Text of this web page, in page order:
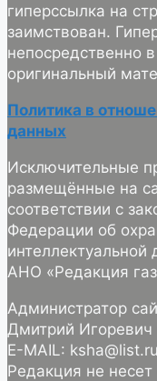
гиперссылка на
заимствован.
непосредственно
оригинальный
Политика в
данных
Исключительные
размещённые на
соответствии с
Федерации об
интеллектуальной
АНО «Редакция
Администратор
Дмитрий Игоревич
E-MAIL: ksha@list.ru
Редакция не несет